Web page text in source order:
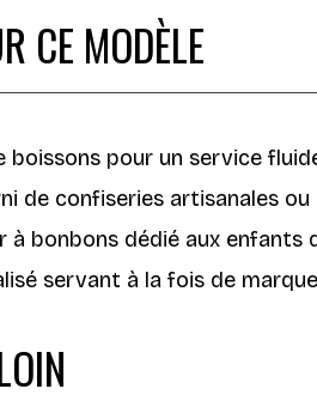
CE MODÈLE
boissons pour un service
de confiseries artisanales
à bonbons dédié aux enfants
servant à la fois de